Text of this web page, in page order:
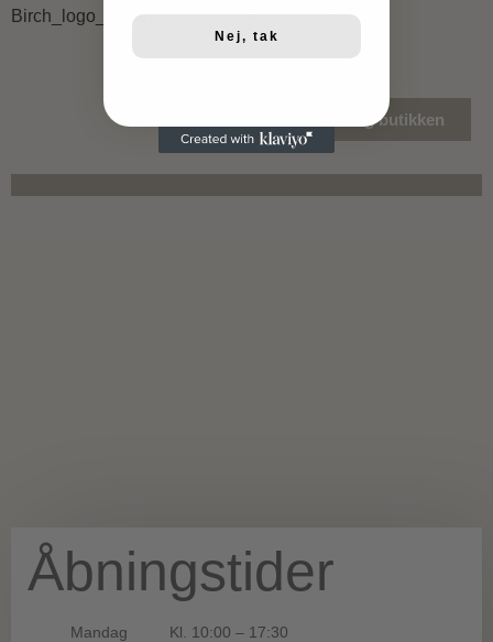
Accessories
Besøg butikken
Åbningstider
Mandag
10:00 – 17:30
Nej, tak